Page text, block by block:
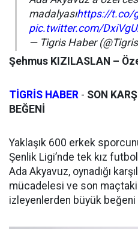
madalyasıhttps://t.co/
pic.twitter.com/
— Tigris Haber
Şehmus KIZILASLAN –
TİGRİS HABER - SON
BEĞENİ
Yaklaşık 600 erkek
Şenlik Ligi’nde tek kız
Ada Akyavuz, oynadığı
mücadelesi ve son maçtaki
izleyenlerden büyük beğeni